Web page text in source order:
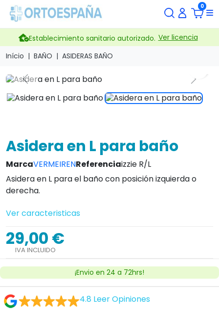
0
Establecimiento sanitario autorizado. Ver licencia
Início
BAÑO ASIDERAS BAÑO
Previous Next
Asidera en L para baño
MarcaVERMEIRENReferenciaizzie R/L
Asidera en L para el baño con posición izquierda o
derecha.
Ver caracteristicas
29,00 €
IVA INCLUIDO
¡Envio en 24 a 72hrs!
4.8 Leer Opiniones